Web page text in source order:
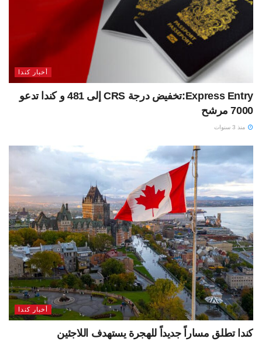
أخبار كندا
Express Entry:تخفيض درجة CRS إلى 481 و كندا تدعو
7000 مرشح
منذ 3 سنوات
أخبار كندا
كندا تطلق مساراً جديداً للهجرة يستهدف اللاجئين